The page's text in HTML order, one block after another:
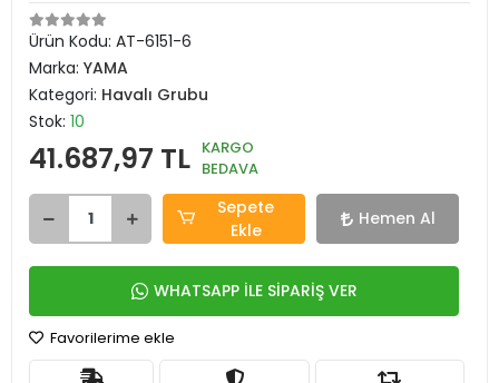
Ürün Kodu: AT-6151-6
Marka: YAMA
Kategori: Havalı Grubu
Stok: 10
41.687,97 TL KARGO
BEDAVA
Sepete
Ekle
Hemen Al
WHATSAPP İLE SİPARİŞ VER
Favorilerime ekle